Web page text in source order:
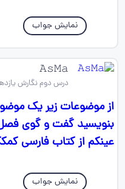
نمایش جواب
𝙰𝚜𝙼𝚊
درس دوم نگارش
از موضوعات زیر یک
بنویسید گفت و گوی
عینکم از کتاب فارسی
نمایش جواب